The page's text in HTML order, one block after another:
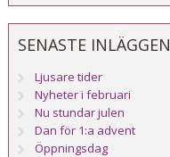
SENASTE INLÄGGEN
Ljusare tider
Nyheter i februari
Nu stundar julen
Dan för 1:a advent
Öppningsdag